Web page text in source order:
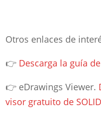
Otros enlaces de
👉 Descarga la guía
👉 eDrawings Viewer.
visor gratuito de